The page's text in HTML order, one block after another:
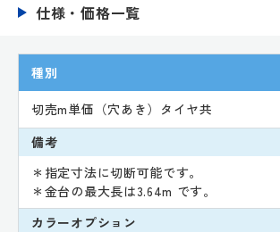
仕様・価格一覧
種別
切売m単価（穴あき）タイヤ共
備考
＊指定寸法に切断可能です。
＊金台の最大長は3.64m です。
カラーオプション